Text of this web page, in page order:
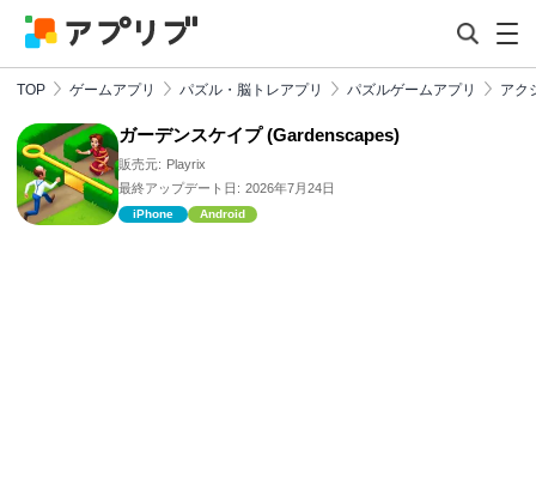
TOP ゲームアプリ パズル・脳トレアプリ パズルゲームアプリ アク
ガーデンスケイプ (Gardenscapes)
販売元: Playrix
最終アップデート日: 2026年7月24日
iPhone Android